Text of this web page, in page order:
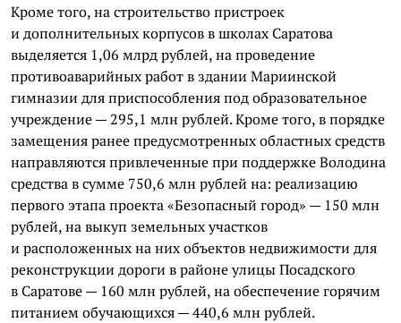
Кроме того, на строительство пристроек
и дополнительных корпусов в школах Саратова
выделяется 1,06 млрд рублей, на проведение
противоаварийных работ в здании Мариинской
гимназии для приспособления под образовательное
учреждение — 295,1 млн рублей. Кроме того, в порядке
замещения ранее предусмотренных областных средств
направляются привлеченные при поддержке Володина
средства в сумме 750,6 млн рублей на: реализацию
первого этапа проекта «Безопасный город» — 150 млн
рублей, на выкуп земельных участков
и расположенных на них объектов недвижимости для
реконструкции дороги в районе улицы Посадского
в Саратове — 160 млн рублей, на обеспечение горячим
питанием обучающихся — 440,6 млн рублей.